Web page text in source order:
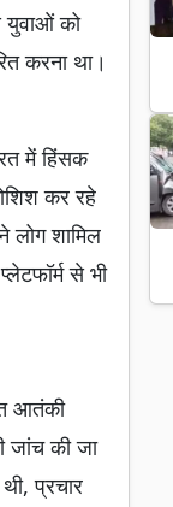
युवाओं को
करना था।
में हिंसक
कर रहे
लोग शामिल
से भी
आतंकी
जांच की जा
प्रचार